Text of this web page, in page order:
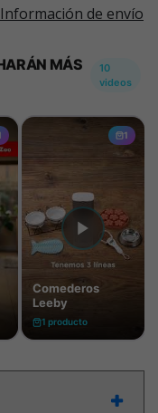
Información de envío